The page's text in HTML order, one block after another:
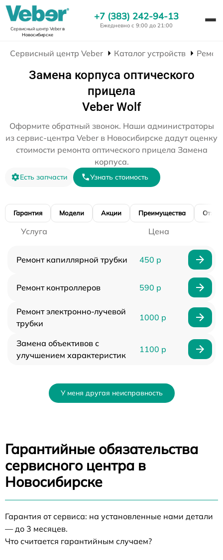
Сервисный центр Veberв
Новосибирске
+7 (383) 242-94-13
Ежедневно с 9:00 до 21:00
Сервисный центр Veber Каталог устройств
Замена корпуса оптического
прицела
Veber Wolf
Оформите обратный звонок. Наши администраторы
из сервис-центра Veber в Новосибирске дадут оценку
стоимости ремонта оптического прицела Замена
корпуса.
Есть запчасти Узнать стоимость
Гарантия Модели Акции Преимущества
Услуга Цена
Ремонт капиллярной трубки 450 р
Ремонт контроллеров 590 р
Ремонт электронно-лучевой
трубки
1000 р
Замена объективов с
улучшением характеристик
1100 р
У меня другая неисправность
Гарантийные обязательства
сервисного центра в
Новосибирске
Гарантия от сервиса: на установленные нами детали
— до 3 месяцев.
Что считается гарантийным случаем?